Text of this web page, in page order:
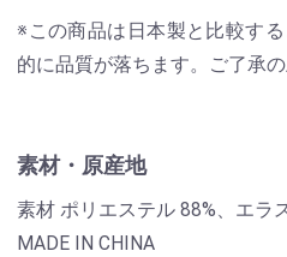
※この商品は日本製と比較す
的に品質が落ちます。ご了承
素材・原産地
素材 ポリエステル 88%、エラ
MADE IN CHINA